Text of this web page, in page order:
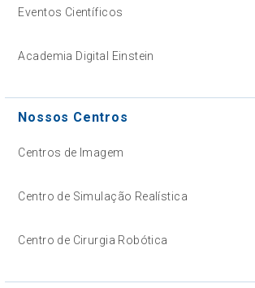
Eventos Científicos
Academia Digital Einstein
Nossos Centros
Centros de Imagem
Centro de Simulação Realística
Centro de Cirurgia Robótica